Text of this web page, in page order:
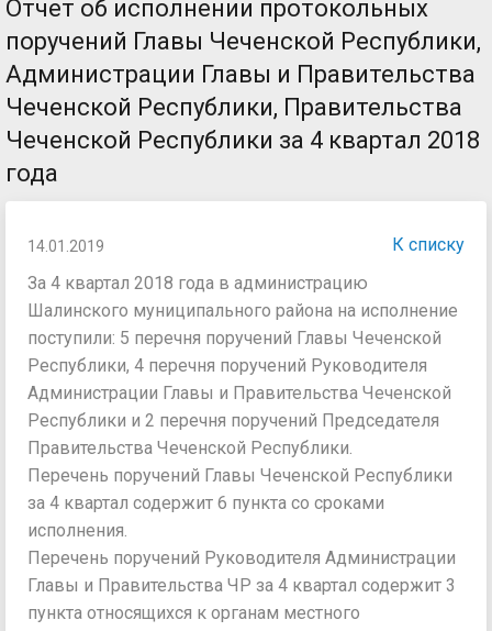
Отчет об исполнении протокольных
поручений Главы Чеченской Республики,
Администрации Главы и Правительства
Чеченской Республики, Правительства
Чеченской Республики за 4 квартал 2018
года
14.01.2019
К списку
За 4 квартал 2018 года в администрацию
Шалинского муниципального района на исполнение
поступили: 5 перечня поручений Главы Чеченской
Республики, 4 перечня поручений Руководителя
Администрации Главы и Правительства Чеченской
Республики и 2 перечня поручений Председателя
Правительства Чеченской Республики.
Перечень поручений Главы Чеченской Республики
за 4 квартал содержит 6 пункта со сроками
исполнения.
Перечень поручений Руководителя Администрации
Главы и Правительства ЧР за 4 квартал содержит 3
пункта относящихся к органам местного